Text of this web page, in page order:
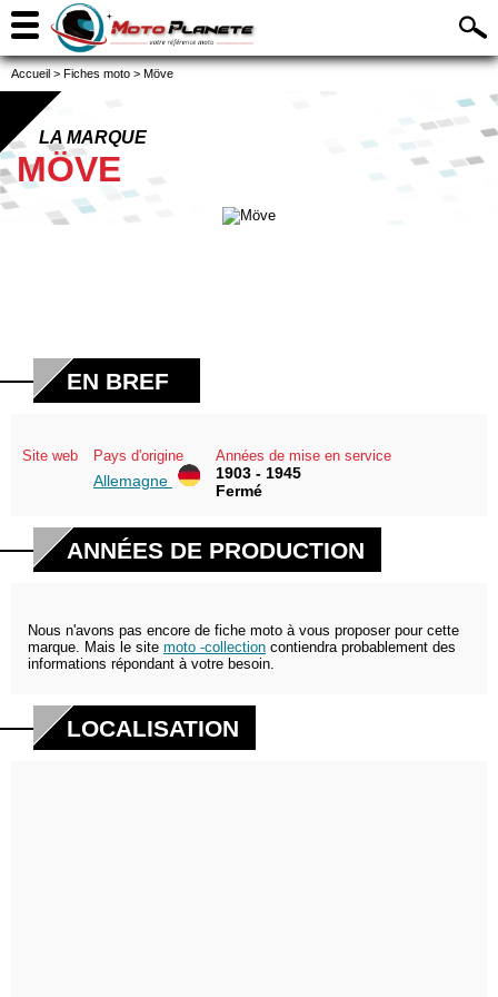
Accueil > Fiches moto > Möve
LA MARQUE
MÖVE
EN BREF
Site web Pays d'origine
Allemagne
Années de mise en service
1903 - 1945
Fermé
ANNÉES DE PRODUCTION
Nous n'avons pas encore de fiche moto à vous proposer pour cette
marque. Mais le site moto -collection contiendra probablement des
informations répondant à votre besoin.
LOCALISATION